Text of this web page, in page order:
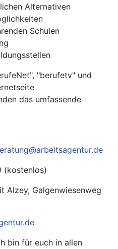
Alternativen
Schulen
"berufetv" und
das umfassende
(kostenlos)
Alzey, Galgenwiesenweg
bin für euch in allen